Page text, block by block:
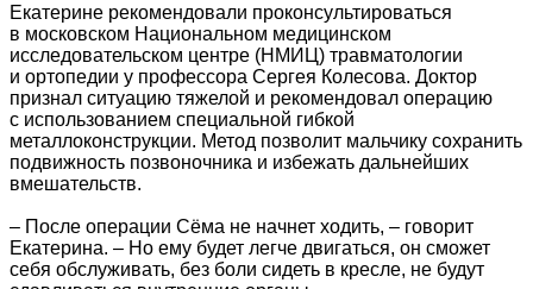
Екатерине рекомендовали проконсультироваться
в московском Национальном медицинском
исследовательском центре (НМИЦ) травматологии
и ортопедии у профессора Сергея Колесова. Доктор
признал ситуацию тяжелой и рекомендовал операцию
с использованием специальной гибкой
металлоконструкции. Метод позволит мальчику сохранить
подвижность позвоночника и избежать дальнейших
вмешательств.
– После операции Сёма не начнет ходить, – говорит
Екатерина. – Но ему будет легче двигаться, он сможет
себя обслуживать, без боли сидеть в кресле, не будут